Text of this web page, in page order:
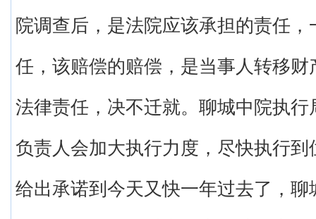
院调查后，是法院应该承担的责任
任，该赔偿的赔偿，是当事人转移财
法律责任，决不迁就。聊城中院执行
负责人会加大执行力度，尽快执行到
给出承诺到今天又快一年过去了，聊